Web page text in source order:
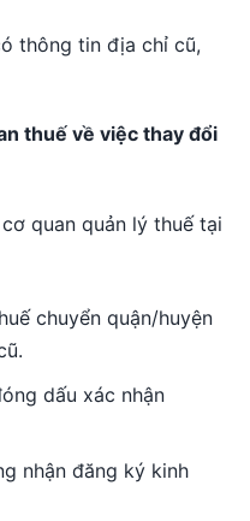
thông tin địa chỉ cũ,
thuế về việc thay đổi
quan quản lý thuế tại
chuyển quận/huyện
dấu xác nhận
nhận đăng ký kinh